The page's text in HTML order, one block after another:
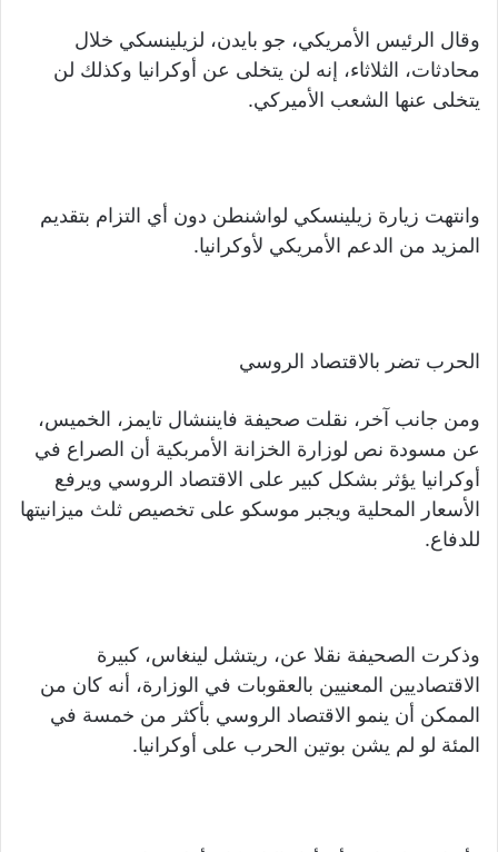
وقال الرئيس الأمريكي، جو بايدن، لزيلينسكي خلال
محادثات، الثلاثاء، إنه لن يتخلى عن أوكرانيا وكذلك لن
يتخلى عنها الشعب الأميركي.
وانتهت زيارة زيلينسكي لواشنطن دون أي التزام بتقديم
المزيد من الدعم الأمريكي لأوكرانيا.
الحرب تضر بالاقتصاد الروسي
ومن جانب آخر، نقلت صحيفة فايننشال تايمز، الخميس،
عن مسودة نص لوزارة الخزانة الأمربكية أن الصراع في
أوكرانيا يؤثر بشكل كبير على الاقتصاد الروسي ويرفع
الأسعار المحلية ويجبر موسكو على تخصيص ثلث ميزانيتها
للدفاع.
وذكرت الصحيفة نقلا عن، ريتشل لينغاس، كبيرة
الاقتصاديين المعنيين بالعقوبات في الوزارة، أنه كان من
الممكن أن ينمو الاقتصاد الروسي بأكثر من خمسة في
المئة لو لم يشن بوتين الحرب على أوكرانيا.